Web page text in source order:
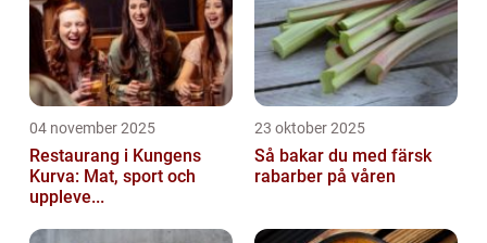
04 november 2025
Restaurang i Kungens
Kurva: Mat, sport och
uppleve...
23 oktober 2025
Så bakar du med färsk
rabarber på våren